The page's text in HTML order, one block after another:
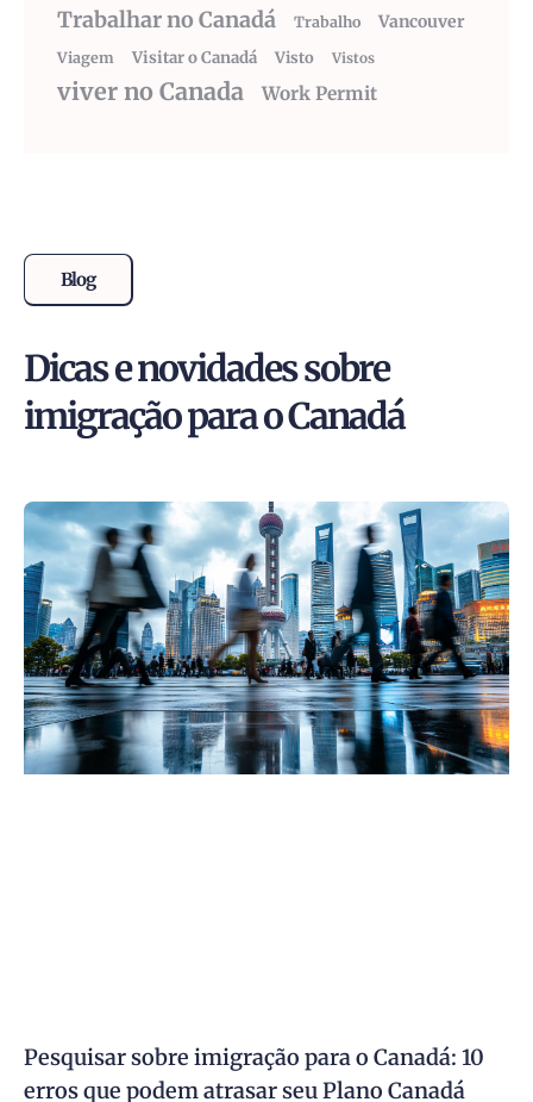
Trabalhar no Canadá Trabalho Vancouver
Viagem Visitar o Canadá Visto Vistos
viver no Canada Work Permit
Blog
Dicas e novidades sobre
imigração para o Canadá
Pesquisar sobre imigração para o Canadá: 10
erros que podem atrasar seu Plano Canadá